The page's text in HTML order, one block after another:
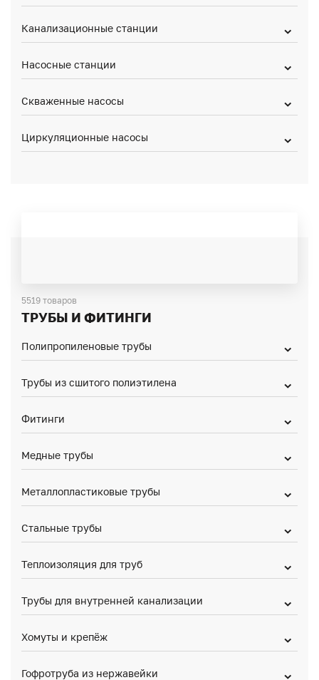
Канализационные станции
Насосные станции
Скваженные насосы
Циркуляционные насосы
5519 товаров
ТРУБЫ И ФИТИНГИ
Полипропиленовые трубы
Трубы из сшитого полиэтилена
Фитинги
Медные трубы
Металлопластиковые трубы
Стальные трубы
Теплоизоляция для труб
Трубы для внутренней канализации
Хомуты и крепёж
Гофротруба из нержавейки